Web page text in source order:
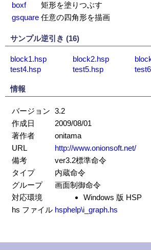
boxf
矩形を塗りつぶす
gsquare 任意の四角形を描画
サンプル逆引き (16)
block1.hsp block2.hsp
test4.hsp
test5.hsp
情報
バージョン 3.2
作成日
2009/08/01
著作者
onitama
URL
http://www.onionsoft.net/
備考
ver3.2標準命令
タイプ
内蔵命令
グループ
画面制御命令
対応環境
Windows 版 HSP
hs ファイル hsphelp\i_graph.hs